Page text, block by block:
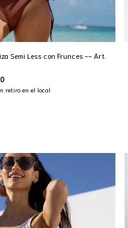
Semi Less con Frunces -- Art.
retiro en el local